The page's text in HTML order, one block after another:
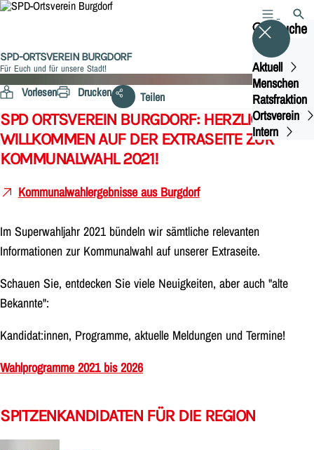
SPD-ORTSVEREIN BURGDORF
Für Euch und für unsere Stadt!
MENÜSuche
Aktuell
Menschen
Ratsfraktion
Ortsverein
Intern
SUCHE
KOMMUNALWAHL 2021
Vorlesen Drucken Teilen
SPD ORTSVEREIN BURGDORF: HERZLICH
WILLKOMMEN AUF DER EXTRASEITE ZUR
KOMMUNALWAHL 2021!
Kommunalwahlergebnisse aus Burgdorf
Im Superwahljahr 2021 bündeln wir sämtliche relevanten
Informationen zur Kommunalwahl auf unserer Extraseite.
Schauen Sie, entdecken Sie viele Neuigkeiten, aber auch "alte
Bekannte":
Kandidat:innen, Programme, aktuelle Meldungen und Termine!
Wahlprogramme 2021 bis 2026
SPITZENKANDIDATEN FÜR DIE REGION